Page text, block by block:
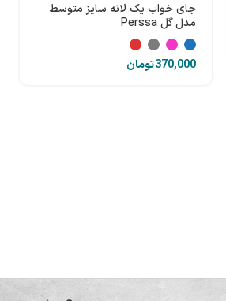
جای خواب یک لانه سایز متوسط
مدل گل Perssa
تومان